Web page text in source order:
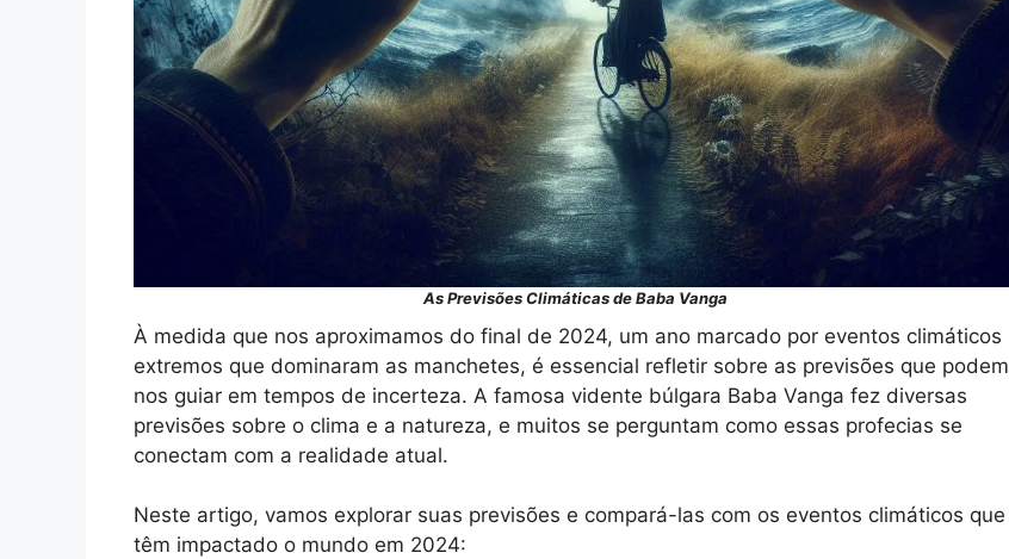
As Previsões Climáticas de Baba Vanga
À medida que nos aproximamos do final de 2024, um ano marcado por eventos climáticos
extremos que dominaram as manchetes, é essencial refletir sobre as previsões que podem
nos guiar em tempos de incerteza. A famosa vidente búlgara Baba Vanga fez diversas
previsões sobre o clima e a natureza, e muitos se perguntam como essas profecias se
conectam com a realidade atual.
Neste artigo, vamos explorar suas previsões e compará-las com os eventos climáticos que
têm impactado o mundo em 2024: